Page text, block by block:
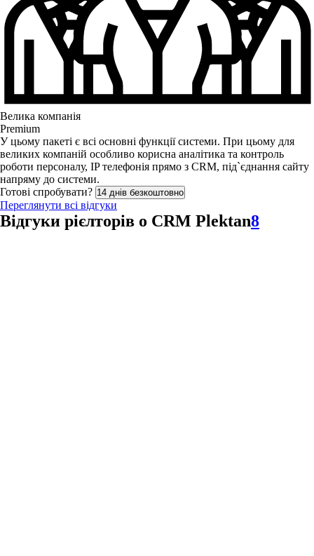
Велика компанія
Premium
У цьому пакеті є всі основні функції системи. При цьому для
великих компаній особливо корисна аналітика та контроль
роботи персоналу, IP телефонія прямо з CRM, під`єднання сайту
напряму до системи.
Готові спробувати? 14 днів безкоштовно
Переглянути всі відгуки
Відгуки рієлторів о CRM Plektan8